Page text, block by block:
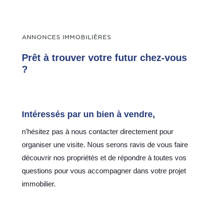
ANNONCES IMMOBILIÈRES
Prêt à trouver votre futur chez-vous
?
Intéressés par un bien à vendre,
n’hésitez pas à nous contacter directement pour
organiser une visite. Nous serons ravis de vous faire
découvrir nos propriétés et de répondre à toutes vos
questions pour vous accompagner dans votre projet
immobilier.